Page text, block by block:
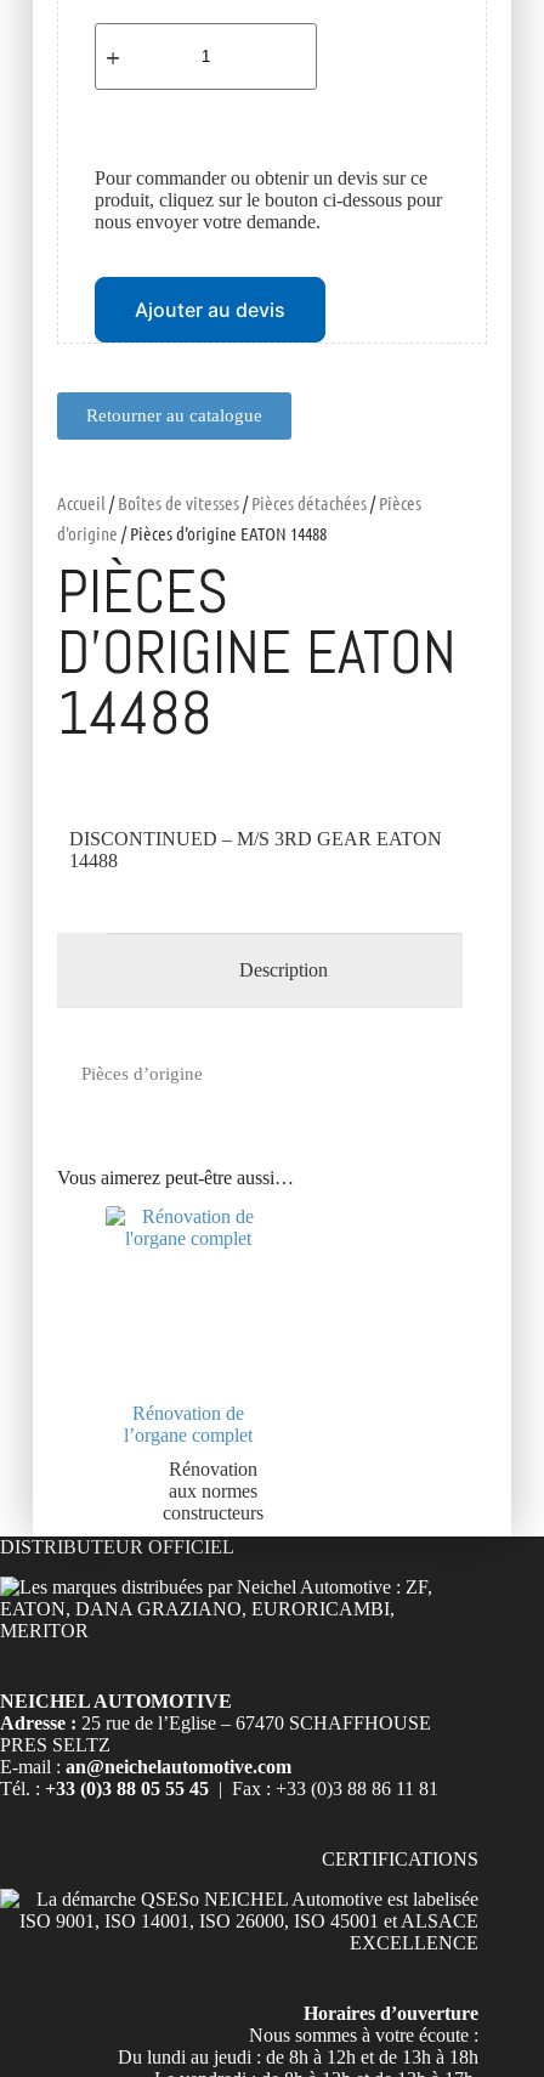
Retourner au catalogue
Accueil /Boîtes de vitesses/Pièces détachées/Pièces
d'origine / Pièces d’origine EATON 14488
PIÈCES
D’ORIGINE EATON
14488
DISCONTINUED – M/S 3RD GEAR EATON
14488
Description
Pièces d’origine
Vous aimerez peut-être aussi…
Rénovation de
l’organe complet
Rénovation
aux normes
constructeurs
Pour commander ou obtenir un devis sur ce
produit, cliquez sur le bouton ci-dessous pour
nous envoyer votre demande.
Ajouter au devis
DISTRIBUTEUR OFFICIEL
NEICHEL AUTOMOTIVE
Adresse : 25 rue de l’Eglise – 67470 SCHAFFHOUSE
PRES SELTZ
E-mail : an@neichelautomotive.com
Tél. : +33 (0)3 88 05 55 45 | Fax : +33 (0)3 88 86 11 81
CERTIFICATIONS
Horaires d’ouverture
Nous sommes à votre écoute :
Du lundi au jeudi : de 8h à 12h et de 13h à 18h